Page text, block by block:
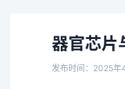
器官芯片
发布时间：2025年